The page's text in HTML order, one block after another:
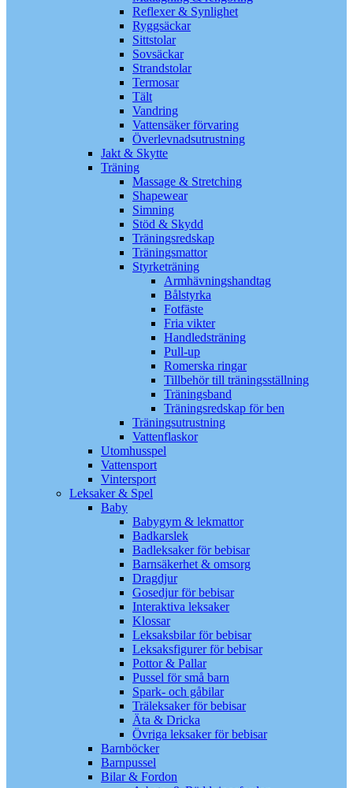
Reflexer & Synlighet
Ryggsäckar
Sittstolar
Sovsäckar
Strandstolar
Termosar
Tält
Vandring
Vattensäker förvaring
Överlevnadsutrustning
Jakt & Skytte
Träning
Massage & Stretching
Shapewear
Simning
Stöd & Skydd
Träningsredskap
Träningsmattor
Styrketräning
Armhävningshandtag
Bålstyrka
Fotfäste
Fria vikter
Handledsträning
Pull-up
Romerska ringar
Tillbehör till träningsställning
Träningsband
Träningsredskap för ben
Träningsutrustning
Vattenflaskor
Utomhusspel
Vattensport
Vintersport
Leksaker & Spel
Baby
Babygym & lekmattor
Badkarslek
Badleksaker för bebisar
Barnsäkerhet & omsorg
Dragdjur
Gosedjur för bebisar
Interaktiva leksaker
Klossar
Leksaksbilar för bebisar
Leksaksfigurer för bebisar
Pottor & Pallar
Pussel för små barn
Spark- och gåbilar
Träleksaker för bebisar
Äta & Dricka
Övriga leksaker för bebisar
Barnböcker
Barnpussel
Bilar & Fordon